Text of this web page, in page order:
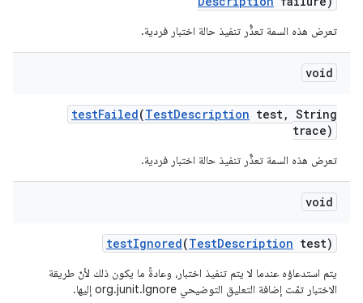
تعرض هذه السمة تعذُّر تنفيذ حالة اختبار فردية.
void
testFailed(TestDescription test, String
trace)
تعرض هذه السمة تعذُّر تنفيذ حالة اختبار فردية.
void
testIgnored(TestDescription test)
يتم استدعاؤه عندما لا يتم تنفيذ اختبار، وعادةً ما يكون ذلك لأنّ طريقة
الاختبار تمّت إضافة التعليق التوضيحي org.junit.Ignore إليها.